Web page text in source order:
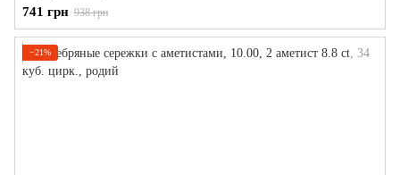
741 грн 938 грн
−21%